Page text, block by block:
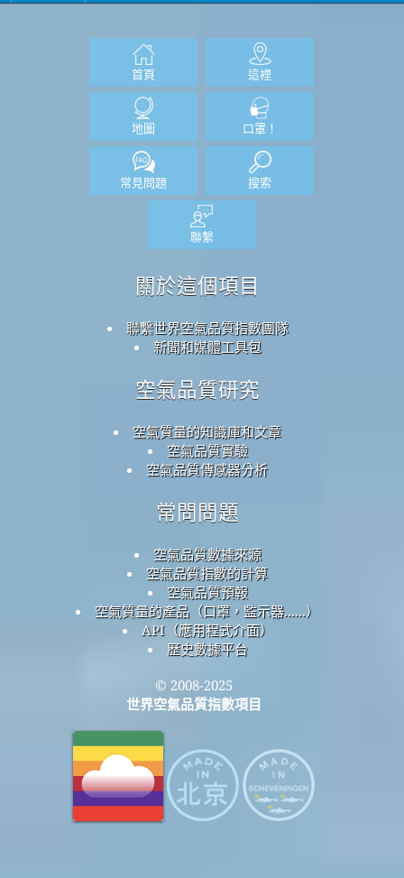
首頁 這裡
地圖 口罩！
常見問題 搜索
聯繫
關於這個項目
聯繫世界空氣品質指數團隊
新聞和媒體工具包
空氣品質研究
空氣質量的知識庫和文章
空氣品質實驗
空氣品質傳感器分析
常問問題
空氣品質數據來源
空氣品質指數的計算
空氣品質預報
空氣質量的產品（口罩，監示器......）
API（應用程式介面）
歷史數據平台
© 2008-2025
世界空氣品質指數項目